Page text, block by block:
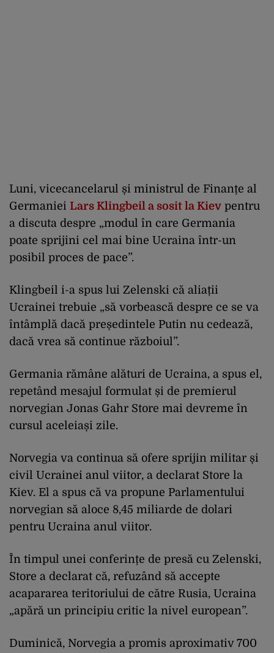
Luni, vicecancelarul și ministrul de Finanțe al
Germaniei Lars Klingbeil a sosit la Kiev pentru
a discuta despre „modul în care Germania
poate sprijini cel mai bine Ucraina într-un
posibil proces de pace”.
Klingbeil i-a spus lui Zelenski că aliații
Ucrainei trebuie „să vorbească despre ce se va
întâmplă dacă președintele Putin nu cedează,
dacă vrea să continue războiul”.
Germania rămâne alături de Ucraina, a spus el,
repetând mesajul formulat și de premierul
norvegian Jonas Gahr Store mai devreme în
cursul aceleiași zile.
Norvegia va continua să ofere sprijin militar și
civil Ucrainei anul viitor, a declarat Store la
Kiev. El a spus că va propune Parlamentului
norvegian să aloce 8,45 miliarde de dolari
pentru Ucraina anul viitor.
În timpul unei conferințe de presă cu Zelenski,
Store a declarat că, refuzând să accepte
acapararea teritoriului de către Rusia, Ucraina
„apără un principiu critic la nivel european”.
Duminică, Norvegia a promis aproximativ 700